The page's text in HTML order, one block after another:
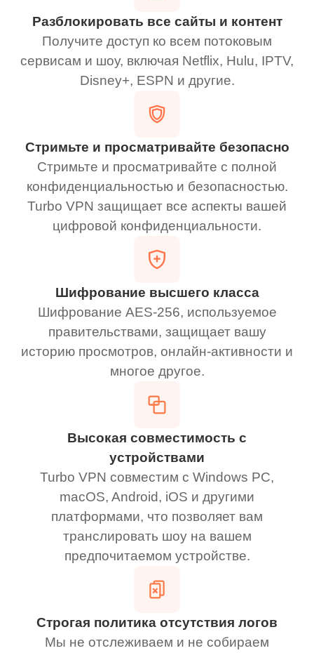
Разблокировать все сайты и контент
Получите доступ ко всем потоковым
сервисам и шоу, включая Netflix, Hulu, IPTV,
Disney+, ESPN и другие.
Стримьте и просматривайте безопасно
Стримьте и просматривайте с полной
конфиденциальностью и безопасностью.
Turbo VPN защищает все аспекты вашей
цифровой конфиденциальности.
Шифрование высшего класса
Шифрование AES-256, используемое
правительствами, защищает вашу
историю просмотров, онлайн-активности и
многое другое.
Высокая совместимость с
устройствами
Turbo VPN совместим с Windows PC,
macOS, Android, iOS и другими
платформами, что позволяет вам
транслировать шоу на вашем
предпочитаемом устройстве.
Строгая политика отсутствия логов
Мы не отслеживаем и не собираем